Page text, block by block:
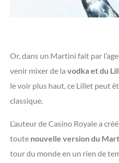
Or, dans un Martini fait par
venir mixer de la vodka et du
le voir plus haut, ce Lillet peut
classique.
L’auteur de Casino Royale a
toute nouvelle version du
tour du monde en un rien de